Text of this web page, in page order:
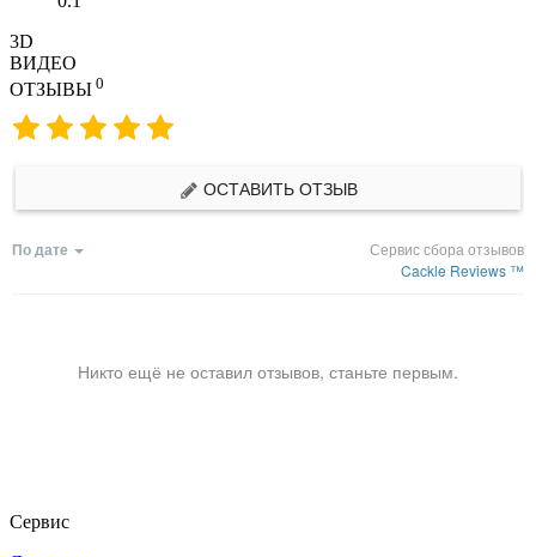
3D
ВИДЕО
ОТЗЫВЫ 0
ОСТАВИТЬ ОТЗЫВ
По дате
Сервис сбора отзывов
Cackle Reviews ™
Никто ещё не оставил отзывов, станьте первым.
Сервис